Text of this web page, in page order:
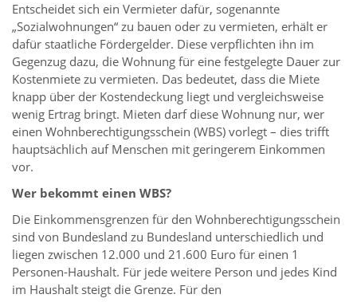
Entscheidet sich ein Vermieter dafür, sogenannte
„Sozialwohnungen“ zu bauen oder zu vermieten, erhält er
dafür staatliche Fördergelder. Diese verpflichten ihn im
Gegenzug dazu, die Wohnung für eine festgelegte Dauer zur
Kostenmiete zu vermieten. Das bedeutet, dass die Miete
knapp über der Kostendeckung liegt und vergleichsweise
wenig Ertrag bringt. Mieten darf diese Wohnung nur, wer
einen Wohnberechtigungsschein (WBS) vorlegt – dies trifft
hauptsächlich auf Menschen mit geringerem Einkommen
vor.
Wer bekommt einen WBS?
Die Einkommensgrenzen für den Wohnberechtigungsschein
sind von Bundesland zu Bundesland unterschiedlich und
liegen zwischen 12.000 und 21.600 Euro für einen 1
Personen-Haushalt. Für jede weitere Person und jedes Kind
im Haushalt steigt die Grenze. Für den